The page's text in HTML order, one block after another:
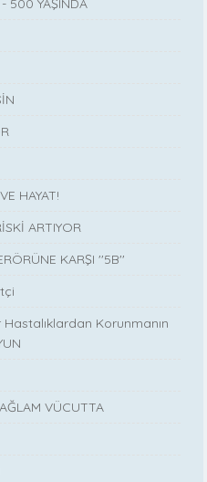
500 YAŞINDA
HAYAT!
ARTIYOR
KARŞI ''5B''
Korunmanın
VÜCUTTA